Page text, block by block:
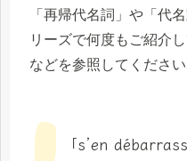
「再帰代名詞」や「代
リーズで何度もご紹介
などを参照してください
「s’en